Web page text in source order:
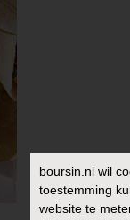
boursin.nl wil
toestemming
website te